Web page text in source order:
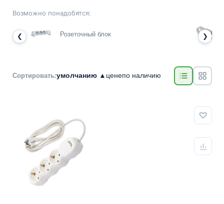
Возможно понадобятся:
❮ Розеточный блок ❯
Сортировать:умолчанию ▲ ценепо наличию